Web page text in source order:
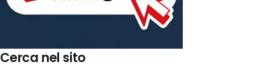
Cerca nel sito